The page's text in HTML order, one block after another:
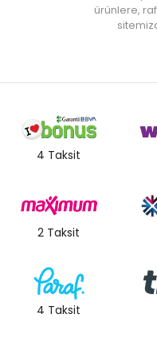
ürünlere,
4 Taksit
2 Taksit
4 Taksit